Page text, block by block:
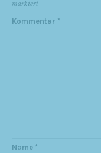
markiert
Kommentar *
Name *